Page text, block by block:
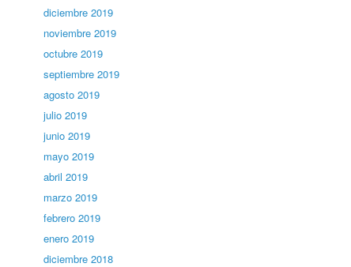
diciembre 2019
noviembre 2019
octubre 2019
septiembre 2019
agosto 2019
julio 2019
junio 2019
mayo 2019
abril 2019
marzo 2019
febrero 2019
enero 2019
diciembre 2018